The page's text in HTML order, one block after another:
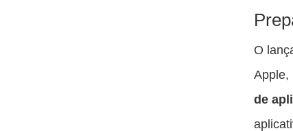
O
Apple,
de